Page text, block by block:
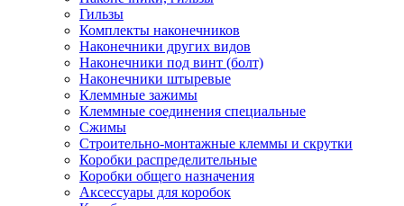
Гильзы
Комплекты наконечников
Наконечники других видов
Наконечники под винт (болт)
Наконечники штыревые
Клеммные зажимы
Клеммные соединения специальные
Сжимы
Строительно-монтажные клеммы и скрутки
Коробки распределительные
Коробки общего назначения
Аксессуары для коробок